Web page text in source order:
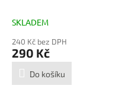
SKLADEM
240 Kč bez DPH
290 Kč
Do košíku